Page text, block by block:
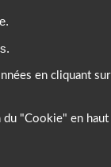
en cliquant sur
du "Cookie" en haut